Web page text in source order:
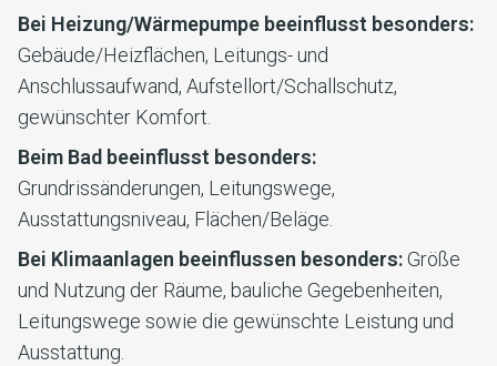
Bei Heizung/Wärmepumpe beeinflusst besonders:
Gebäude/Heizflächen, Leitungs- und
Anschlussaufwand, Aufstellort/Schallschutz,
gewünschter Komfort.
Beim Bad beeinflusst besonders:
Grundrissänderungen, Leitungswege,
Ausstattungsniveau, Flächen/Beläge.
Bei Klimaanlagen beeinflussen besonders:Größe
und Nutzung der Räume, bauliche Gegebenheiten,
Leitungswege sowie die gewünschte Leistung und
Ausstattung.